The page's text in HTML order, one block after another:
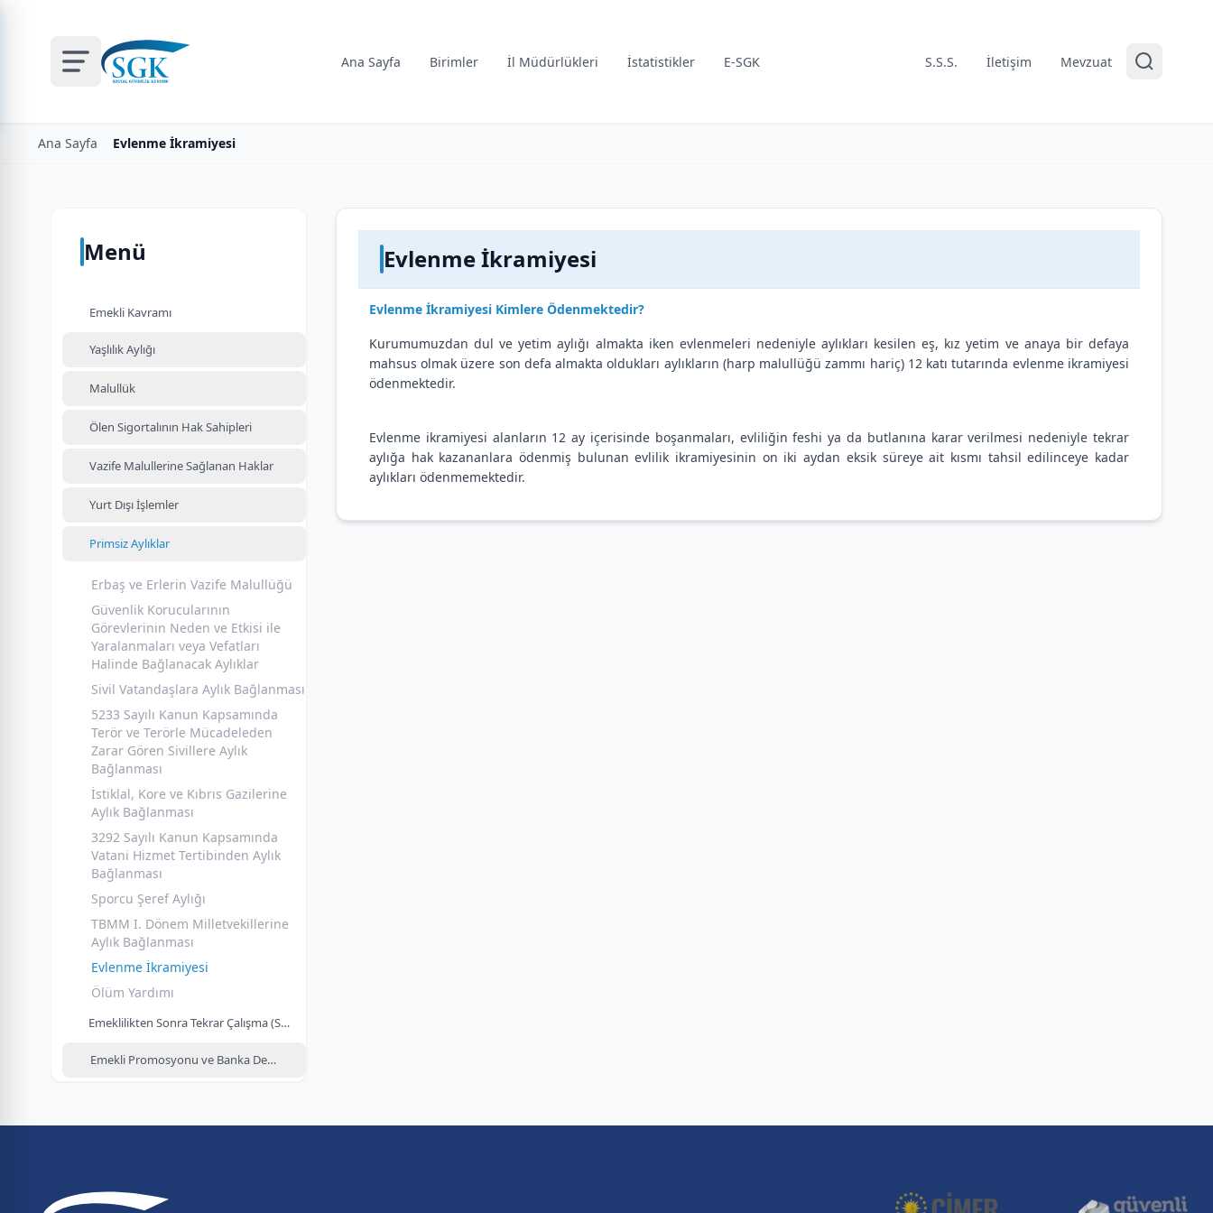
Ana Sayfa Birimler İl Müdürlükleri İstatistikler E-SGK S.S.S. İletişim Mevzuat
Ana Sayfa Evlenme İkramiyesi
Menü
Emekli Kavramı
Yaşlılık Aylığı
Malullük
Ölen Sigortalının Hak Sahipleri
Vazife Malullerine Sağlanan Haklar
Yurt Dışı İşlemler
Primsiz Aylıklar
Erbaş ve Erlerin Vazife Malullüğü
Güvenlik Korucularının
Görevlerinin Neden ve Etkisi ile
Yaralanmaları veya Vefatları
Halinde Bağlanacak Aylıklar
Sivil Vatandaşlara Aylık Bağlanması
5233 Sayılı Kanun Kapsamında
Terör ve Terörle Mücadeleden
Zarar Gören Sivillere Aylık
Bağlanması
İstiklal, Kore ve Kıbrıs Gazilerine
Aylık Bağlanması
3292 Sayılı Kanun Kapsamında
Vatani Hizmet Tertibinden Aylık
Bağlanması
Sporcu Şeref Aylığı
TBMM I. Dönem Milletvekillerine
Aylık Bağlanması
Evlenme İkramiyesi
Ölüm Yardımı
Emeklilikten Sonra Tekrar Çalışma (SGDP)
Emekli Promosyonu ve Banka Değişikliği
Evlenme İkramiyesi
Evlenme İkramiyesi Kimlere Ödenmektedir?
Kurumumuzdan dul ve yetim aylığı almakta iken evlenmeleri nedeniyle aylıkları kesilen eş, kız yetim ve anaya bir defaya
mahsus olmak üzere son defa almakta oldukları aylıkların (harp malullüğü zammı hariç) 12 katı tutarında evlenme ikramiyesi
ödenmektedir.
Evlenme ikramiyesi alanların 12 ay içerisinde boşanmaları, evliliğin feshi ya da butlanına karar verilmesi nedeniyle tekrar
aylığa hak kazananlara ödenmiş bulunan evlilik ikramiyesinin on iki aydan eksik süreye ait kısmı tahsil edilinceye kadar
aylıkları ödenmemektedir.